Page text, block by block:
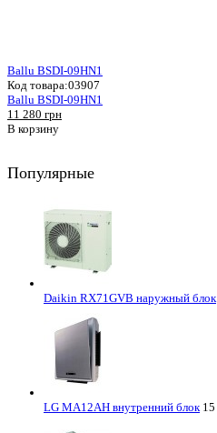
Ballu BSDI-09HN1
Код товара:03907
Ballu BSDI-09HN1
11 280 грн
В корзину
Популярные
Daikin RX71GVB наружный блок
LG MA12AH внутренний блок